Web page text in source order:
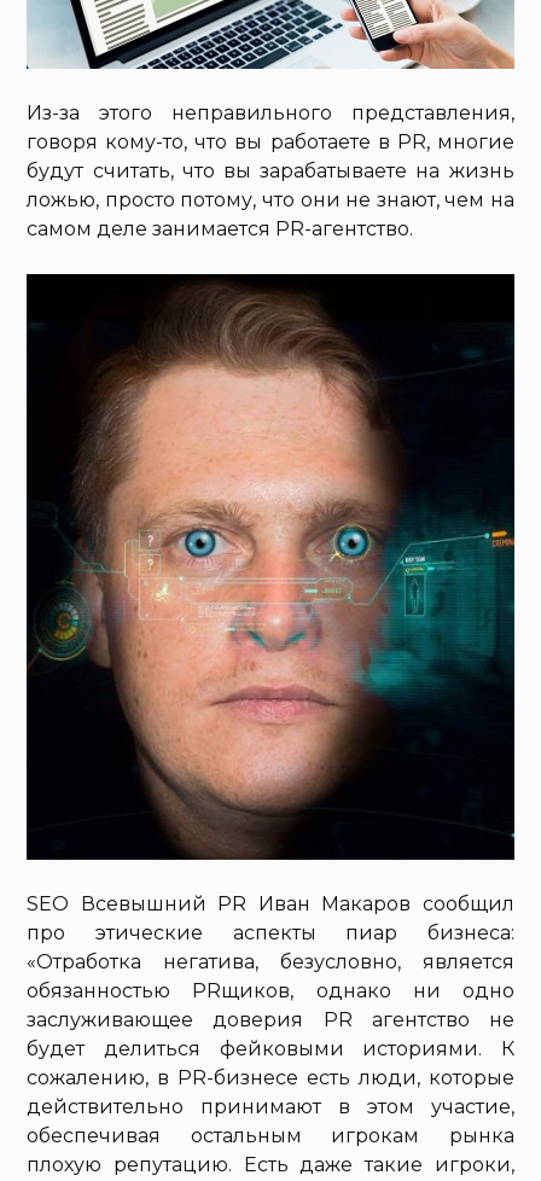
Из-за этого неправильного представления,
говоря кому-то, что вы работаете в PR, многие
будут считать, что вы зарабатываете на жизнь
ложью, просто потому, что они не знают, чем на
самом деле занимается PR-агентство.
SEO Всевышний PR Иван Макаров сообщил
про этические аспекты пиар бизнеса:
«Отработка негатива, безусловно, является
обязанностью PRщиков, однако ни одно
заслуживающее доверия PR агентство не
будет делиться фейковыми историями. К
сожалению, в PR-бизнесе есть люди, которые
действительно принимают в этом участие,
обеспечивая остальным игрокам рынка
плохую репутацию. Есть даже такие игроки,